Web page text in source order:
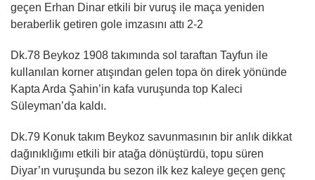
geçen Erhan Dinar etkili bir vuruş ile maça yeniden
beraberlik getiren gole imzasını attı 2-2
Dk.78 Beykoz 1908 takımında sol taraftan Tayfun ile
kullanılan korner atışından gelen topa ön direk yönünde
Kapta Arda Şahin’in kafa vuruşunda top Kaleci
Süleyman’da kaldı.
Dk.79 Konuk takım Beykoz savunmasının bir anlık dikkat
dağınıklığımı etkili bir atağa dönüştürdü, topu süren
Diyar’ın vuruşunda bu sezon ilk kez kaleye geçen genç